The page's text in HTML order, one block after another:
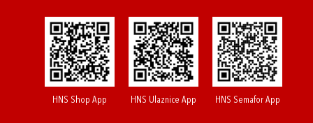
HNS Shop App HNS Ulaznice App HNS Semafor App